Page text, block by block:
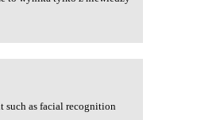
such as facial recognition